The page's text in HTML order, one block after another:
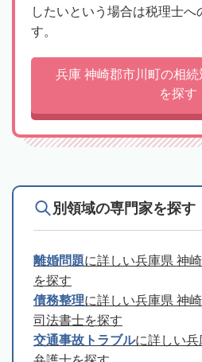
したいという場合は税理士
す。
兵庫 神崎郡市川町の相
を探す
別領域の専門家を探す
離婚問題に詳しい兵庫県 神
を探す
債務整理に詳しい兵庫県 神
司法書士を探す
交通事故トラブルに詳しい